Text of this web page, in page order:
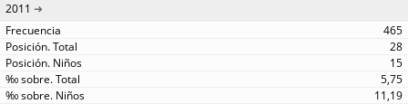
2011
465
28
15
5,75
11,19